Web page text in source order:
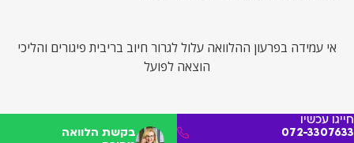
אי עמידה בפרעון ההלוואה עלול לגרור חיוב בריבית פיגורים והליכי
הוצאה לפועל
חייגו עכשיו
072-3307633
בקשת הלוואה